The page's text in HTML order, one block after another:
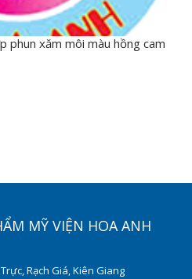
phun xăm môi màu hồng cam
MỸ VIỆN HOA ANH
Rạch Giá, Kiên Giang